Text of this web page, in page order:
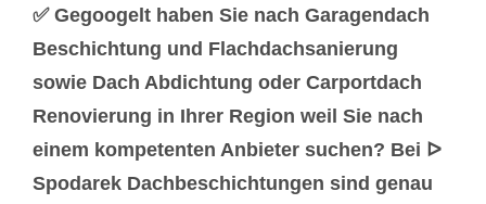
✅ Gegoogelt haben Sie nach Garagendach
Beschichtung und Flachdachsanierung
sowie Dach Abdichtung oder Carportdach
Renovierung in Ihrer Region weil Sie nach
einem kompetenten Anbieter suchen? Bei ᐅ
Spodarek Dachbeschichtungen sind genau